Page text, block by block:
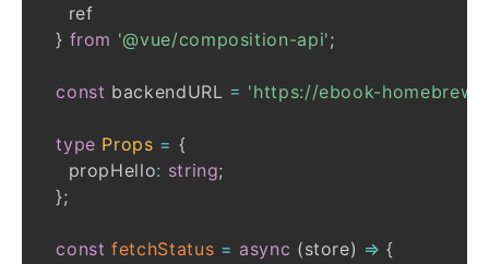
} from '@vue/composition-api';
const backendURL = 'https://ebook-
type Props = {
    propHello
: string;
};
const fetchStatus = async (store) => {